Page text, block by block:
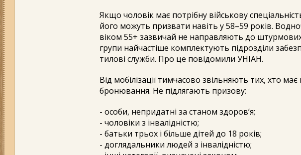
Якщо чоловік має потрібну військову
його можуть призвати навіть у 58–59 років.
віком 55+ зазвичай не направляють до штурмових
групи найчастіше комплектують підрозділи
тилові служби. Про це повідомили УНІАН.
Від мобілізації тимчасово звільняють тих, хто
бронювання. Не підлягають призову:
- особи, непридатні за станом здоров’я;
- чоловіки з інвалідністю;
- батьки трьох і більше дітей до 18 років;
- доглядальники людей з інвалідністю;